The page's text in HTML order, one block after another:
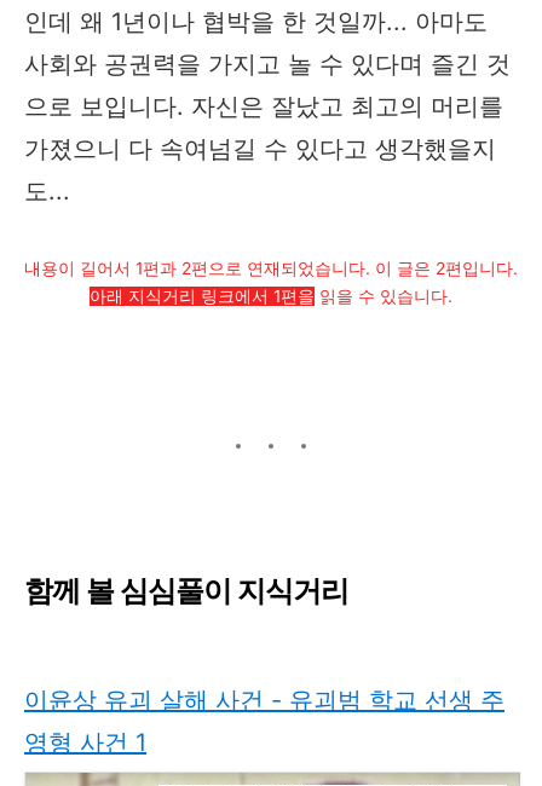
인데 왜 1년이나 협박을 한 것일까... 아마도
사회와 공권력을 가지고 놀 수 있다며 즐긴 것
으로 보입니다. 자신은 잘났고 최고의 머리를
가졌으니 다 속여넘길 수 있다고 생각했을지
도...​
내용이 길어서 1편과 2편으로 연재되었습니다. 이 글은 2편입니다.
아래 지식거리 링크에서 1편을 읽을 수 있습니다.
함께 볼 심심풀이 지식거리
이윤상 유괴 살해 사건 - 유괴범 학교 선생 주
영형 사건 1